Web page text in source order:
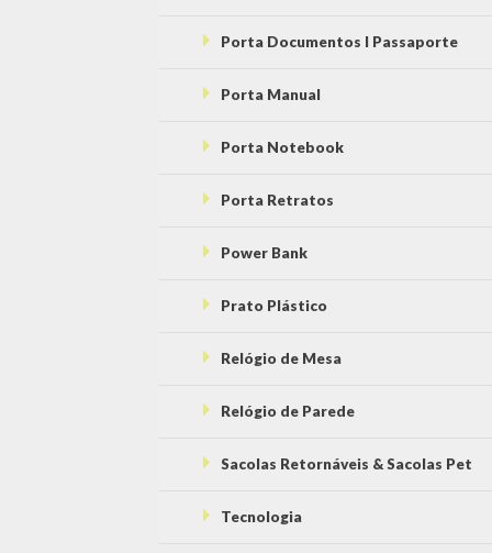
Porta Documentos l Passaporte
Porta Manual
Porta Notebook
Porta Retratos
Power Bank
Prato Plástico
Relógio de Mesa
Relógio de Parede
Sacolas Retornáveis & Sacolas Pet
Tecnologia